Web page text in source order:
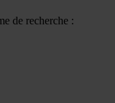
de recherche :